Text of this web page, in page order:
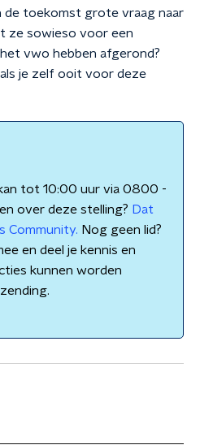
de toekomst grote vraag naar
ze sowieso voor een
vwo hebben afgerond?
je zelf ooit voor deze
tot 10:00 uur via 0800 -
over deze stelling? Dat
Community. Nog geen lid?
en deel je kennis en
kunnen worden